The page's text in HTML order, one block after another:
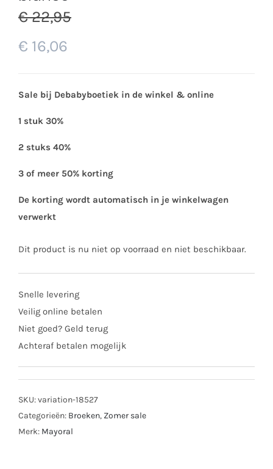
€22,95
€ 16,06
Sale bij Debabyboetiek in de winkel & online
1 stuk 30%
2 stuks 40%
3 of meer 50% korting
De korting wordt automatisch in je winkelwagen
verwerkt
Dit product is nu niet op voorraad en niet beschikbaar.
Snelle levering
Veilig online betalen
Niet goed? Geld terug
Achteraf betalen mogelijk
SKU:variation-18527
Categorieën: Broeken, Zomer sale
Merk: Mayoral